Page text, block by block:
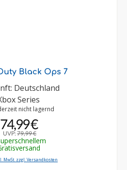
Black Ops 7
Deutschland
Series
nicht lagernd
74,99 €
UVP:79,99 €
MwSt. zzgl. Versandkosten